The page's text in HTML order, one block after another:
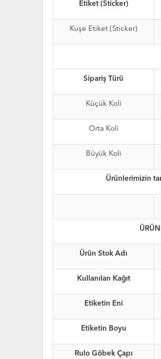
Etiket (Sticker)
Kuşe Etiket (Sticker)
Sipariş Türü
Küçük Koli
Orta Koli
Büyük Koli
Ürünlerimizin
Ürün Stok Adı
Kullanılan Kağıt
Etiketin Eni
Etiketin Boyu
Rulo Göbek Çapı